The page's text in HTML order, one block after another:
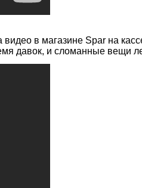
в магазине Spar на
давок, и сломанные вещи